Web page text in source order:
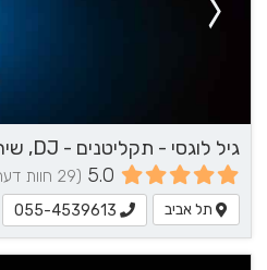
5.0 (29 חוות דעת)
תל אביב 055-4539613